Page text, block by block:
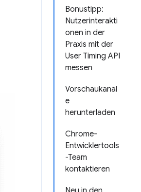
Bonustipp:
Nutzerinterakti
onen in der
Praxis mit der
User Timing API
messen
Vorschaukanäl
e
herunterladen
Chrome-
Entwicklertools
-Team
kontaktieren